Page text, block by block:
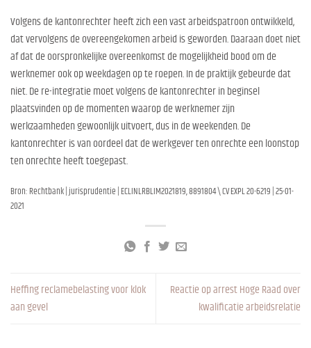
Volgens de kantonrechter heeft zich een vast arbeidspatroon ontwikkeld,
dat vervolgens de overeengekomen arbeid is geworden. Daaraan doet niet
af dat de oorspronkelijke overeenkomst de mogelijkheid bood om de
werknemer ook op weekdagen op te roepen. In de praktijk gebeurde dat
niet. De re-integratie moet volgens de kantonrechter in beginsel
plaatsvinden op de momenten waarop de werknemer zijn
werkzaamheden gewoonlijk uitvoert, dus in de weekenden. De
kantonrechter is van oordeel dat de werkgever ten onrechte een loonstop
ten onrechte heeft toegepast.
Bron: Rechtbank | jurisprudentie | ECLINLRBLIM2021819, 8891804 \ CV EXPL 20-6219 | 25-01-
2021
Heffing reclamebelasting voor klok
aan gevel
Reactie op arrest Hoge Raad over
kwalificatie arbeidsrelatie